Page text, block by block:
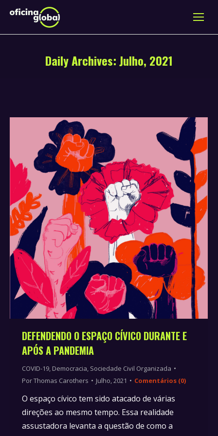
Daily Archives:Julho, 2021
DEFENDENDO O ESPAÇO CÍVICO DURANTE E
APÓS A PANDEMIA
COVID-19, Democracia, Sociedade Civil Organizada
PorThomas Carothers Julho, 2021 Comentários (0)
O espaço cívico tem sido atacado de várias
direções ao mesmo tempo. Essa realidade
assustadora levanta a questão de como a